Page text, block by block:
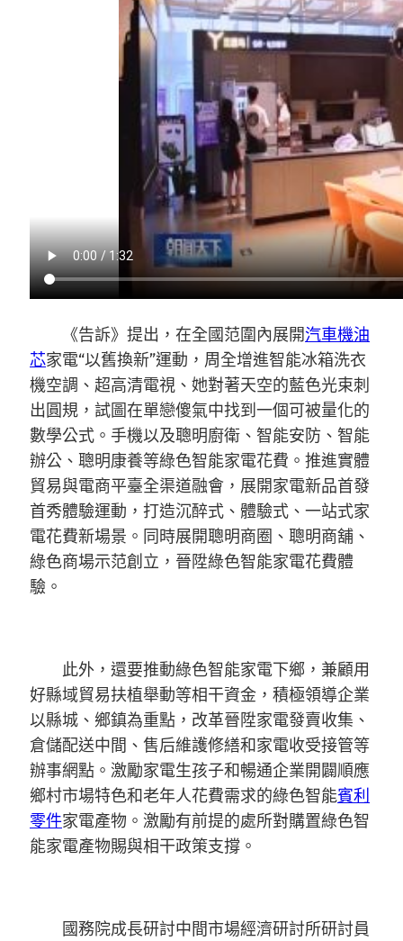
《告訴》提出，在全國范圍內展開汽車機油
芯家電“以舊換新”運動，周全增進智能冰箱洗衣
機空調、超高清電視、她對著天空的藍色光束刺
出圓規，試圖在單戀傻氣中找到一個可被量化的
數學公式。手機以及聰明廚衛、智能安防、智能
辦公、聰明康養等綠色智能家電花費。推進實體
貿易與電商平臺全渠道融會，展開家電新品首發
首秀體驗運動，打造沉醉式、體驗式、一站式家
電花費新場景。同時展開聰明商圈、聰明商舖、
綠色商場示范創立，晉陞綠色智能家電花費體
驗。
此外，還要推動綠色智能家電下鄉，兼顧用
好縣域貿易扶植舉動等相干資金，積極領導企業
以縣城、鄉鎮為重點，改革晉陞家電發賣收集、
倉儲配送中間、售后維護修繕和家電收受接管等
辦事網點。激勵家電生孩子和暢通企業開闢順應
鄉村市場特色和老年人花費需求的綠色智能賓利
零件家電產物。激勵有前提的處所對購置綠色智
能家電產物賜與相干政策支撐。
國務院成長研討中間市場經濟研討所研討員